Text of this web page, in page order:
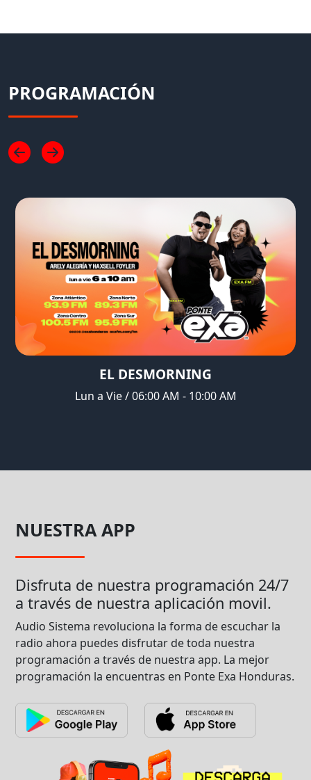
PROGRAMACIÓN
EL DESMORNING
Lun a Vie / 06:00 AM - 10:00 AM
NUESTRA APP
Disfruta de nuestra programación 24/7
a través de nuestra aplicación movil.
Audio Sistema revoluciona la forma de escuchar la
radio ahora puedes disfrutar de toda nuestra
programación a través de nuestra app. La mejor
programación la encuentras en Ponte Exa Honduras.